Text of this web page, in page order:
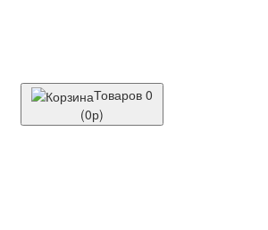
Товаров 0
(0р)